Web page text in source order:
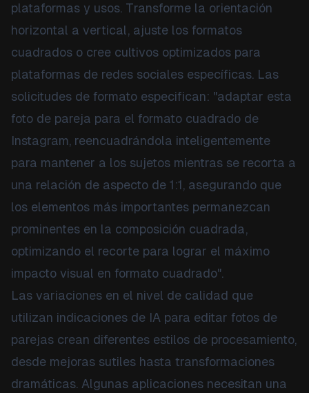
plataformas y usos. Transforme la orientación
horizontal a vertical, ajuste los formatos
cuadrados o cree cultivos optimizados para
plataformas de redes sociales específicas. Las
solicitudes de formato especifican: "adaptar esta
foto de pareja para el formato cuadrado de
Instagram, reencuadrándola inteligentemente
para mantener a los sujetos mientras se recorta a
una relación de aspecto de 1:1, asegurando que
los elementos más importantes permanezcan
prominentes en la composición cuadrada,
optimizando el recorte para lograr el máximo
impacto visual en formato cuadrado".
Las variaciones en el nivel de calidad que
utilizan indicaciones de IA para editar fotos de
parejas crean diferentes estilos de procesamiento,
desde mejoras sutiles hasta transformaciones
dramáticas. Algunas aplicaciones necesitan una